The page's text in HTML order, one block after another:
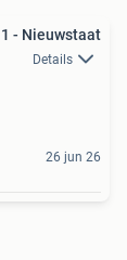
- Nieuwstaat
Details
26 jun 26